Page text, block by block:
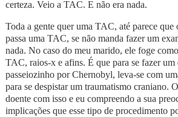
certeza. Veio a TAC. E não era nada.
Toda a gente quer uma TAC, até parece que
passa uma TAC, se não manda fazer um
nada. No caso do meu marido, ele foge
TAC, raios-x e afins. É que para se fazer um
passeiozinho por Chernobyl, leva-se com
para se despistar um traumatismo craniano.
doente com isso e eu compreendo a sua
implicações que esse tipo de procedimento